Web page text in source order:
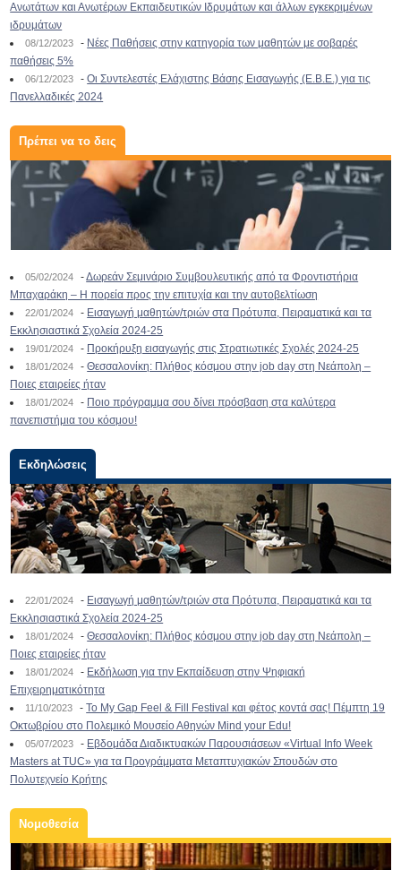
Ανωτάτων και Ανωτέρων Εκπαιδευτικών Ιδρυμάτων και άλλων εγκεκριμένων
ιδρυμάτων
08/12/2023 - Νέες Παθήσεις στην κατηγορία των μαθητών με σοβαρές
παθήσεις 5%
06/12/2023 -Οι Συντελεστές Ελάχιστης Βάσης Εισαγωγής (Ε.Β.Ε.) για τις
Πανελλαδικές 2024
Πρέπει να το δεις
05/02/2024 -Δωρεάν Σεμινάριο Συμβουλευτικής από τα Φροντιστήρια
Μπαχαράκη – Η πορεία προς την επιτυχία και την αυτοβελτίωση
22/01/2024 - Εισαγωγή μαθητών/τριών στα Πρότυπα, Πειραματικά και τα
Εκκλησιαστικά Σχολεία 2024-25
19/01/2024 - Προκήρυξη εισαγωγής στις Στρατιωτικές Σχολές 2024-25
18/01/2024 -Θεσσαλονίκη: Πλήθος κόσμου στην job day στη Νεάπολη –
Ποιες εταιρείες ήταν
18/01/2024 - Ποιο πρόγραμμα σου δίνει πρόσβαση στα καλύτερα
πανεπιστήμια του κόσμου!
Εκδηλώσεις
22/01/2024 - Εισαγωγή μαθητών/τριών στα Πρότυπα, Πειραματικά και τα
Εκκλησιαστικά Σχολεία 2024-25
18/01/2024 -Θεσσαλονίκη: Πλήθος κόσμου στην job day στη Νεάπολη –
Ποιες εταιρείες ήταν
18/01/2024 - Εκδήλωση για την Εκπαίδευση στην Ψηφιακή
Επιχειρηματικότητα
11/10/2023 -To My Gap Feel & Fill Festival και φέτος κοντά σας! Πέμπτη 19
Οκτωβρίου στο Πολεμικό Μουσείο Αθηνών Mind your Edu!
05/07/2023 - Εβδομάδα Διαδικτυακών Παρουσιάσεων «Virtual Info Week
Masters at TUC» για τα Προγράμματα Μεταπτυχιακών Σπουδών στο
Πολυτεχνείο Κρήτης
Νομοθεσία